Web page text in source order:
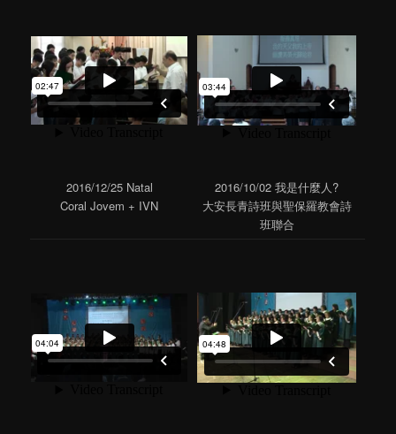
2016/12/25 Natal
Coral Jovem + IVN
2016/10/02 我是什麼人?
大安長青詩班與聖保羅教會詩
班聯合